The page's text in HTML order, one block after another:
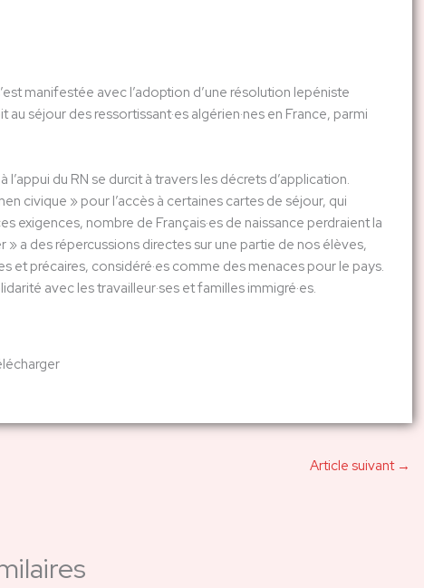
manifestée avec l’adoption d’une résolution lepéniste
séjour des ressortissant·es algérien·nes en France, parmi
du RN se durcit à travers les décrets d’application.
civique » pour l’accès à certaines cartes de séjour, qui
exigences, nombre de Français·es de naissance perdraient la
a des répercussions directes sur une partie de nos élèves,
et précaires, considéré·es comme des menaces pour le pays.
avec les travailleur·ses et familles immigré·es.
Article suivant →